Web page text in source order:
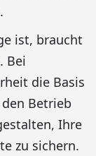
ist, braucht
Bei
die Basis
Betrieb
Ihre
zu sichern.